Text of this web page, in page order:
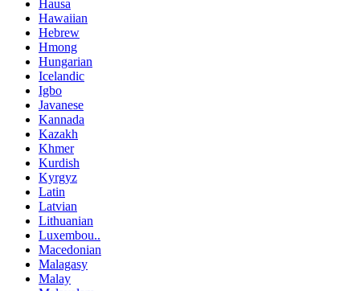
Hausa
Hawaiian
Hebrew
Hmong
Hungarian
Icelandic
Igbo
Javanese
Kannada
Kazakh
Khmer
Kurdish
Kyrgyz
Latin
Latvian
Lithuanian
Luxembou..
Macedonian
Malagasy
Malay